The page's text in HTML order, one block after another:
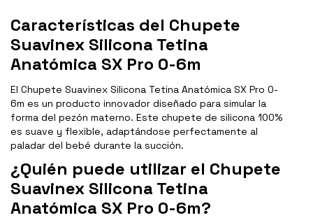
Características del Chupete
Suavinex Silicona Tetina
Anatómica SX Pro 0-6m
El Chupete Suavinex Silicona Tetina Anatómica SX Pro 0-
6m es un producto innovador diseñado para simular la
forma del pezón materno. Este chupete de silicona 100%
es suave y flexible, adaptándose perfectamente al
paladar del bebé durante la succión.
¿Quién puede utilizar el Chupete
Suavinex Silicona Tetina
Anatómica SX Pro 0-6m?